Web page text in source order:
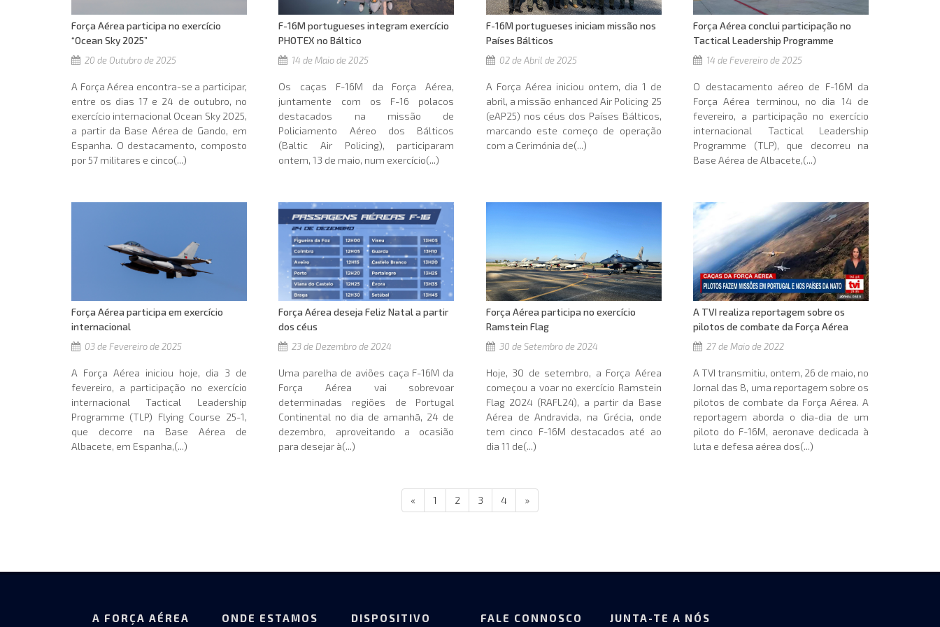
Força Aérea participa no exercício
“Ocean Sky 2025”
20 de Outubro de 2025
A Força Aérea encontra-se a participar,
entre os dias 17 e 24 de outubro, no
exercício internacional Ocean Sky 2025,
a partir da Base Aérea de Gando, em
Espanha. O destacamento, composto
por 57 militares e cinco(...)
F-16M portugueses integram exercício
PHOTEX no Báltico
14 de Maio de 2025
Os caças F-16M da Força Aérea,
juntamente com os F-16 polacos
destacados na missão de
Policiamento Aéreo dos Bálticos
(Baltic Air Policing), participaram
ontem, 13 de maio, num exercício(...)
F-16M portugueses iniciam missão nos
Países Bálticos
02 de Abril de 2025
A Força Aérea iniciou ontem, dia 1 de
abril, a missão enhanced Air Policing 25
(eAP25) nos céus dos Países Bálticos,
marcando este começo de operação
com a Cerimónia de(...)
Força Aérea conclui participação no
Tactical Leadership Programme
14 de Fevereiro de 2025
O destacamento aéreo de F-16M da
Força Aérea terminou, no dia 14 de
fevereiro, a participação no exercício
internacional Tactical Leadership
Programme (TLP), que decorreu na
Base Aérea de Albacete,(...)
Força Aérea participa em exercício
internacional
03 de Fevereiro de 2025
A Força Aérea iniciou hoje, dia 3 de
fevereiro, a participação no exercício
internacional Tactical Leadership
Programme (TLP) Flying Course 25-1,
que decorre na Base Aérea de
Albacete, em Espanha,(...)
Força Aérea deseja Feliz Natal a partir
dos céus
23 de Dezembro de 2024
Uma parelha de aviões caça F-16M da
Força Aérea vai sobrevoar
determinadas regiões de Portugal
Continental no dia de amanhā, 24 de
dezembro, aproveitando a ocasião
para desejar à(...)
Força Aérea participa no exercício
Ramstein Flag
30 de Setembro de 2024
Hoje, 30 de setembro, a Força Aérea
começou a voar no exercício Ramstein
Flag 2024 (RAFL24), a partir da Base
Aérea de Andravida, na Grécia, onde
tem cinco F-16M destacados até ao
dia 11 de(...)
A TVI realiza reportagem sobre os
pilotos de combate da Força Aérea
27 de Maio de 2022
A TVI transmitiu, ontem, 26 de maio, no
Jornal das 8, uma reportagem sobre os
pilotos de combate da Força Aérea. A
reportagem aborda o dia-dia de um
piloto do F-16M, aeronave dedicada à
luta e defesa aérea dos(...)
« 1 2 3 4 »
A FORÇA AÉREA ONDE ESTAMOS DISPOSITIVO FALE CONNOSCO JUNTA-TE A NÓS